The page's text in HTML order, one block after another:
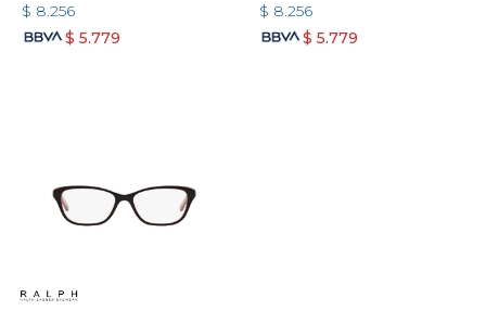
$ 8.256
$ 5.779
$ 8.256
$ 5.779